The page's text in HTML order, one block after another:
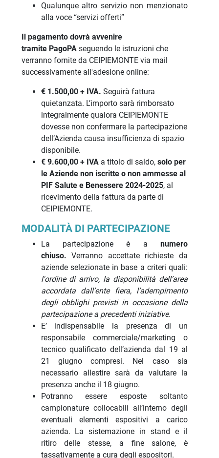
Qualunque altro servizio non menzionato
alla voce “servizi offerti”
Il pagamento dovrà avvenire
tramite PagoPAseguendo le istruzioni che
verranno fornite da CEIPIEMONTE via mail
successivamente all'adesione online:
€ 1.500,00 + IVA. Seguirà fattura
quietanzata. L’importo sarà rimborsato
integralmente qualora CEIPIEMONTE
dovesse non confermare la partecipazione
dell’Azienda causa insufficienza di spazio
disponibile.
€ 9.600,00 + IVA a titolo di saldo, solo per
le Aziende non iscritte o non ammesse al
PIF Salute e Benessere 2024-2025, al
ricevimento della fattura da parte di
CEIPIEMONTE.
MODALITÀ DI PARTECIPAZIONE
La partecipazione è a numero
chiuso. Verranno accettate richieste da
aziende selezionate in base a criteri quali:
l'ordine di arrivo, la disponibilità dell’area
accordata dall’ente fiera, l’adempimento
degli obblighi previsti in occasione della
partecipazione a precedenti iniziative.
E’ indispensabile la presenza di un
responsabile commerciale/marketing o
tecnico qualificato dell’azienda dal 19 al
21 giugno compresi. Nel caso sia
necessario allestire sarà da valutare la
presenza anche il 18 giugno.
Potranno essere esposte soltanto
campionature collocabili all’interno degli
eventuali elementi espositivi a carico
azienda. La sistemazione in stand e il
ritiro delle stesse, a fine salone, è
tassativamente a cura degli espositori.